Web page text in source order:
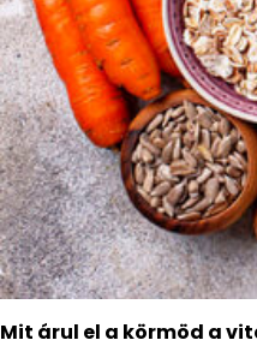
Mit árul el a körmöd a